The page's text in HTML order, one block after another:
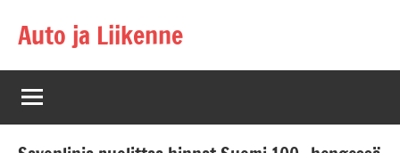
Auto ja Liikenne